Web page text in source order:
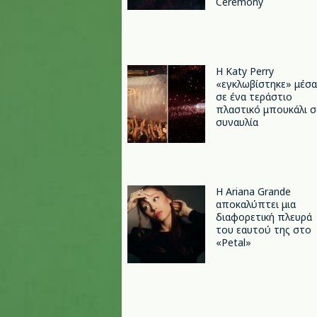
H Katy Perry
«εγκλωβίστηκε» μέσα
σε ένα τεράστιο
πλαστικό μπουκάλι
συναυλία
Η Ariana Grande
αποκαλύπτει μια
διαφορετική πλευρά
του εαυτού της στο
«Petal»